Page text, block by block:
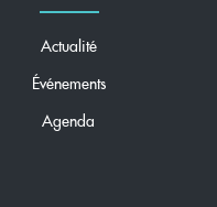
Actualité
Événements
Agenda